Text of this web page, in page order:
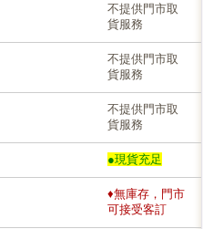
不提供門市取
貨服務
不提供門市取
貨服務
不提供門市取
貨服務
●現貨充足
♦無庫存，門市
可接受客訂